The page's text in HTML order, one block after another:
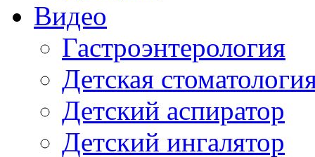
Видео
Гастроэнтерология
Детская
Детский аспиратор
Детский ингалятор